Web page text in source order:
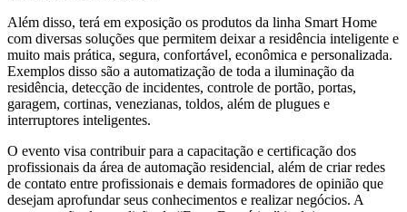
Além disso, terá em exposição os produtos da linha Smart Home
com diversas soluções que permitem deixar a residência inteligente e
muito mais prática, segura, confortável, econômica e personalizada.
Exemplos disso são a automatização de toda a iluminação da
residência, detecção de incidentes, controle de portão, portas,
garagem, cortinas, venezianas, toldos, além de plugues e
interruptores inteligentes.
O evento visa contribuir para a capacitação e certificação dos
profissionais da área de automação residencial, além de criar redes
de contato entre profissionais e demais formadores de opinião que
desejam aprofundar seus conhecimentos e realizar negócios. A